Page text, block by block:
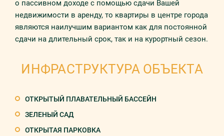
о пассивном доходе с помощью сдачи Вашей
недвижимости в аренду, то квартиры в центре города
являются наилучшим вариантом как для постоянной
сдачи на длительный срок, так и на курортный сезон.
ИНФРАСТРУКТУРА ОБЪЕКТА
ОТКРЫТЫЙ ПЛАВАТЕЛЬНЫЙ БАССЕЙН
ЗЕЛЕНЫЙ САД
ОТКРЫТАЯ ПАРКОВКА